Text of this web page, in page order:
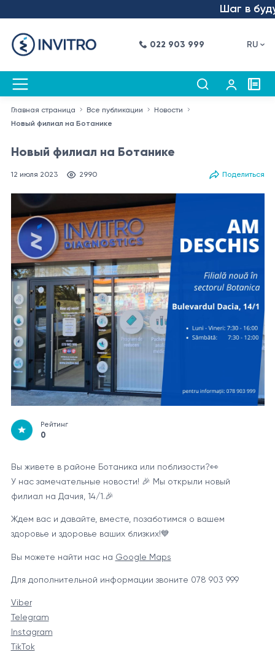
Шаг в
022 903 999 RU
Главная страница Все публикации
Новости
Новый филиал на Ботанике
Новый филиал на Ботанике
12 июля 2023 2990 Поделиться
Рейтинг
0
Вы живете в районе Ботаника или поблизости?👀
У нас замечательные новости! 🎉 Мы открыли новый
филиал на Дачия, 14/1.🎉
Ждем вас и давайте, вместе, позаботимся о вашем
здоровье и здоровье ваших близких!💙
Вы можете найти нас на Google Maps
Для дополнительной информации звоните 078 903 999
Viber
Telegram
Instagram
TikTok